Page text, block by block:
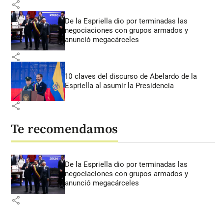
share
De la Espriella dio por terminadas las
negociaciones con grupos armados y
anunció megacárceles
share
10 claves del discurso de Abelardo de la
Espriella al asumir la Presidencia
share
Te recomendamos
De la Espriella dio por terminadas las
negociaciones con grupos armados y
anunció megacárceles
share